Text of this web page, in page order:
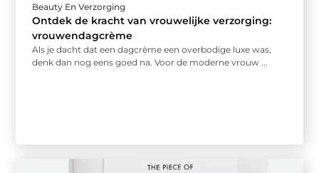
Beauty En Verzorging
Ontdek de kracht van vrouwelijke verzorging:
vrouwendagcrème
Als je dacht dat een dagcrème een overbodige luxe was,
denk dan nog eens goed na. Voor de moderne vrouw ...